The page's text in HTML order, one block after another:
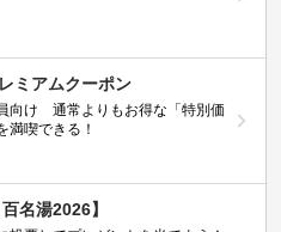
ミアムクーポン
向け 通常よりもお得な「特別価
満喫できる！
名湯2026】